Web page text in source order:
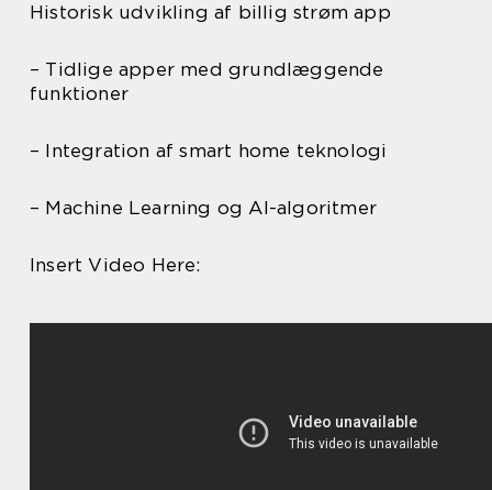
Historisk udvikling af billig strøm app
– Tidlige apper med grundlæggende
funktioner
– Integration af smart home teknologi
– Machine Learning og AI-algoritmer
Insert Video Here: